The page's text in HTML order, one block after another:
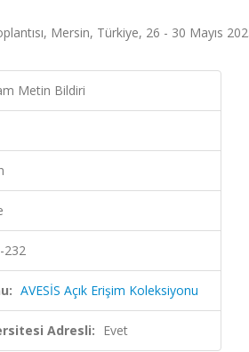
Mersin, Türkiye, 26 - 30 Mayıs
Metin Bildiri
232
AVESİS Açık Erişim Koleksiyonu
Adresli: Evet